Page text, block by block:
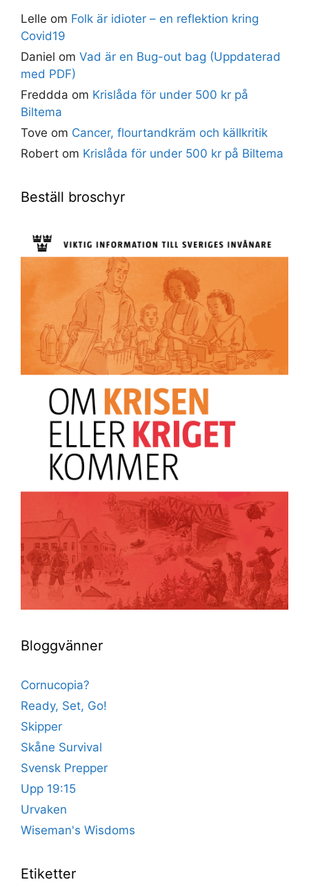
Lelle om Folk är idioter – en reflektion kring
Covid19
Daniel om Vad är en Bug-out bag (Uppdaterad
med PDF)
Freddda om Krislåda för under 500 kr på
Biltema
Tove om Cancer, flourtandkräm och källkritik
Robert om Krislåda för under 500 kr på Biltema
Beställ broschyr
Bloggvänner
Cornucopia?
Ready, Set, Go!
Skipper
Skåne Survival
Svensk Prepper
Upp 19:15
Urvaken
Wiseman's Wisdoms
Etiketter